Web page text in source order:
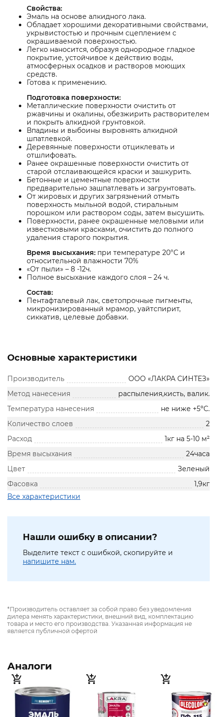
Свойства:
Эмаль на основе алкидного лака.
Обладает хорошими декоративными свойствами,
укрывистостью и прочным сцеплением с
окрашиваемой поверхностью.
Легко наносится, образуя однородное гладкое
покрытие, устойчивое к действию воды,
атмосферных осадков и растворов моющих
средств.
Готова к применению.
Подготовка поверхности:
Металлические поверхности очистить от
ржавчины и окалины, обезжирить растворителем
и покрыть алкидной грунтовкой.
Впадины и выбоины выровнять алкидной
шпатлевкой.
Деревянные поверхности отциклевать и
отшлифовать.
Ранее окрашенные поверхности очистить от
старой отслаивающейся краски и зашкурить.
Бетонные и цементные поверхности
предварительно зашпатлевать и загрунтовать.
От жировых и других загрязнений отмыть
поверхность мыльной водой, стиральным
порошком или раствором соды, затем высушить.
Поверхности, ранее окрашенные меловыми или
известковыми красками, очистить до полного
удаления старого покрытия.
Время высыхания: при температуре 20°С и
относительной влажности 70%
«От пыли» – 8 -12ч.
Полное высыхание каждого слоя – 24 ч.
Состав:
Пентафталевый лак, светопрочные пигменты,
микронизированный мрамор, уайтспирит,
сиккатив, целевые добавки.
Основные характеристики
Производитель
ООО «ЛАКРА СИНТЕЗ»
Метод нанесения
распыления,кисть, валик.
Температура нанесения
не ниже +5ºС.
Количество слоев
2
Расход
1кг на 5-10 м²
Время высыхания
24часа
Цвет
Зеленый
Фасовка
1,9кг
Все характеристики
Нашли ошибку в описании?
Выделите текст с ошибкой, скопируйте и
напишите нам.
*Производитель оставляет за собой право без уведомления
дилера менять характеристики, внешний вид, комплектацию
товара и место его производства. Указанная информация не
является публичной офертой
Аналоги